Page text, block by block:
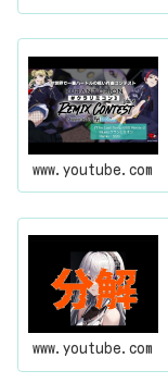
www.youtube.com
www.youtube.com